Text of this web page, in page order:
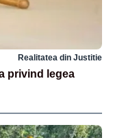
Realitatea din Justitie
privind legea